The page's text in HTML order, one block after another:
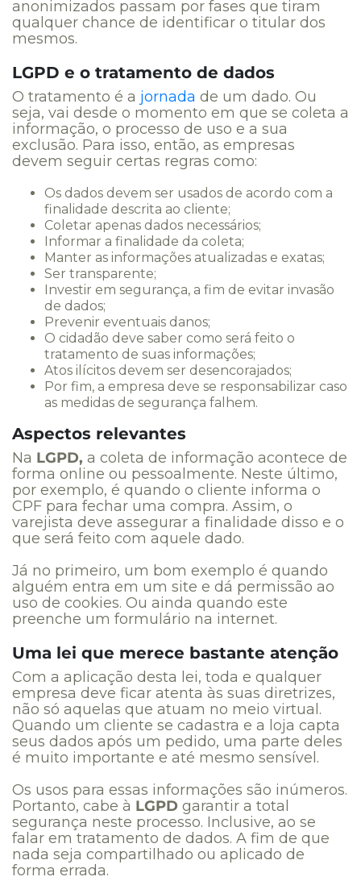
anonimizados passam por fases que tiram
qualquer chance de identificar o titular dos
mesmos.
LGPD e o tratamento de dados
O tratamento é a jornada de um dado. Ou
seja, vai desde o momento em que se coleta a
informação, o processo de uso e a sua
exclusão. Para isso, então, as empresas
devem seguir certas regras como:
Os dados devem ser usados de acordo com a
finalidade descrita ao cliente;
Coletar apenas dados necessários;
Informar a finalidade da coleta;
Manter as informações atualizadas e exatas;
Ser transparente;
Investir em segurança, a fim de evitar invasão
de dados;
Prevenir eventuais danos;
O cidadão deve saber como será feito o
tratamento de suas informações;
Atos ilícitos devem ser desencorajados;
Por fim, a empresa deve se responsabilizar caso
as medidas de segurança falhem.
Aspectos relevantes
Na LGPD, a coleta de informação acontece de
forma online ou pessoalmente. Neste último,
por exemplo, é quando o cliente informa o
CPF para fechar uma compra. Assim, o
varejista deve assegurar a finalidade disso e o
que será feito com aquele dado.
Já no primeiro, um bom exemplo é quando
alguém entra em um site e dá permissão ao
uso de cookies. Ou ainda quando este
preenche um formulário na internet.
Uma lei que merece bastante atenção
Com a aplicação desta lei, toda e qualquer
empresa deve ficar atenta às suas diretrizes,
não só aquelas que atuam no meio virtual.
Quando um cliente se cadastra e a loja capta
seus dados após um pedido, uma parte deles
é muito importante e até mesmo sensível.
Os usos para essas informações são inúmeros.
Portanto, cabe à LGPD garantir a total
segurança neste processo. Inclusive, ao se
falar em tratamento de dados. A fim de que
nada seja compartilhado ou aplicado de
forma errada.